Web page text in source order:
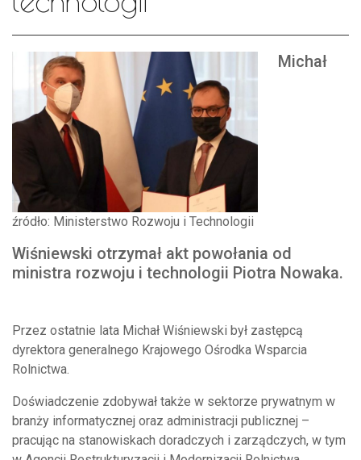
źródło: Ministerstwo Rozwoju i Technologii
Michał
Wiśniewski otrzymał akt powołania od
ministra rozwoju i technologii Piotra Nowaka.
Przez ostatnie lata Michał Wiśniewski był zastępcą
dyrektora generalnego Krajowego Ośrodka Wsparcia
Rolnictwa.
Doświadczenie zdobywał także w sektorze prywatnym w
branży informatycznej oraz administracji publicznej –
pracując na stanowiskach doradczych i zarządczych, w tym